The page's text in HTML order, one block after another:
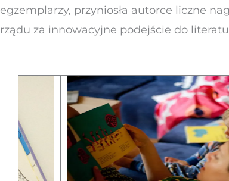
egzemplarzy, przyniosła autorce liczne
rządu za innowacyjne podejście do